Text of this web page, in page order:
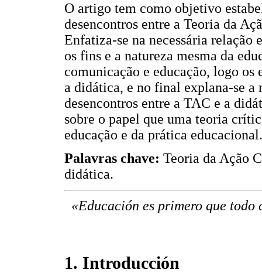
O artigo tem como objetivo
desencontros entre a Teoria da
Enfatiza-se na necessária relação
os fins e a natureza mesma da
comunicação e educação, logo
a didática, e no final explana-se a
desencontros entre a TAC e a
sobre o papel que uma teoria
educação e da prática educacional.
Palavras chave: Teoria da Ação
didática.
«Educación es primero que
1. Introducción